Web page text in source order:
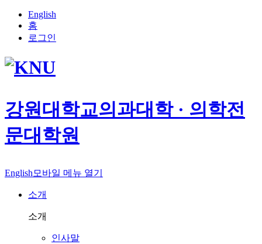
English
홈
로그인
강원대학교의과대학 · 의학전
문대학원
English모바일 메뉴 열기
소개
소개
인사말